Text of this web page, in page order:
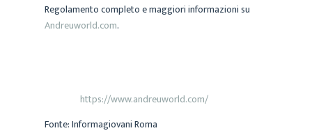
Regolamento completo e maggiori informazioni su
Andreuworld.com.
https://www.andreuworld.com/
Fonte: Informagiovani Roma